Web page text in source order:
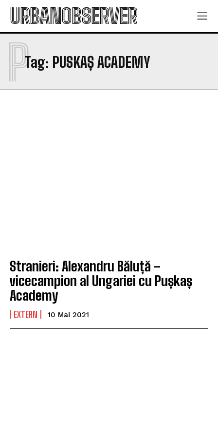
URBANOBSERVER
Tag: PUSKAȘ ACADEMY
P
Stranieri: Alexandru Băluță –
vicecampion al Ungariei cu Pușkaș
Academy
EXTERN 10 Mai 2021